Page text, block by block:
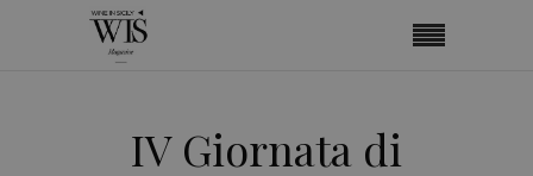
IV Giornata di